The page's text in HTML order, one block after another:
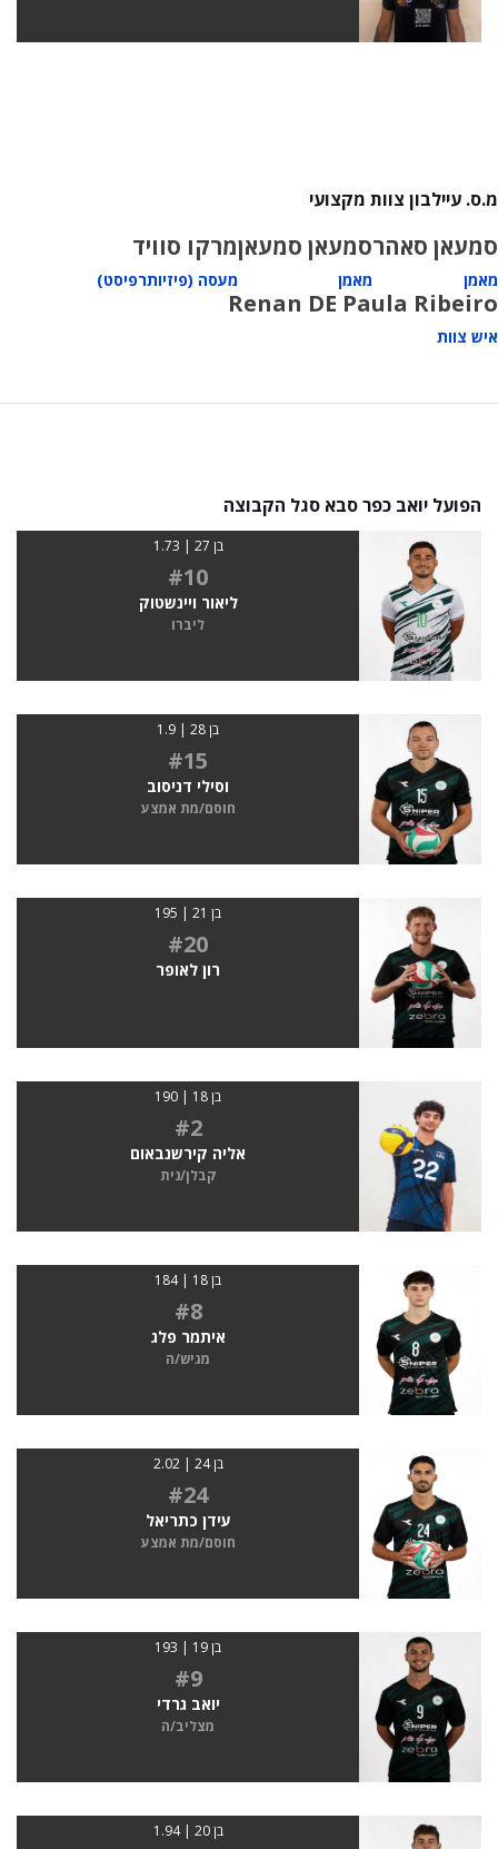
מ.ס. עיילבון צוות מקצועי
סמעאן סאהר
מאמן
סמעאן סמעאן
מאמן
מרקו סוויד
מעסה (פיזיותרפיסט)
Renan DE Paula Ribeiro
איש צוות
הפועל יואב כפר סבא סגל הקבוצה
בן 27 | 1.73
#10
ליאור ויינשטוק
ליברו
בן 28 | 1.9
#15
וסילי דניסוב
חוסם/מת אמצע
בן 21 | 195
#20
רון לאופר
בן 18 | 190
#2
אליה קירשנבאום
קבלן/נית
בן 18 | 184
#8
איתמר פלג
מגיש/ה
בן 24 | 2.02
#24
עידן כתריאל
חוסם/מת אמצע
בן 19 | 193
#9
יואב גרדי
מצליב/ה
בן 20 | 1.94